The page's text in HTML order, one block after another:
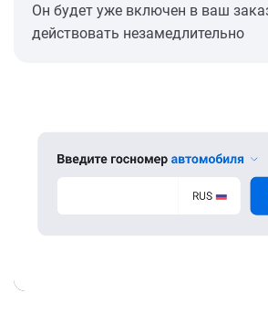
Он будет уже включен в ваш
действовать незамедлительно